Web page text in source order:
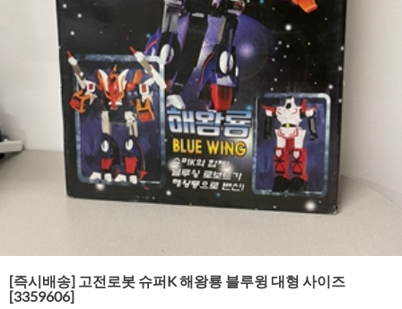
[즉시배송] 고전로봇 슈퍼K 해왕룡 블루윙 대형 사이즈
[3359606]